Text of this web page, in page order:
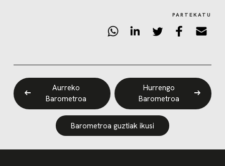
PARTEKATU
Aurreko
Barometroa
Hurrengo
Barometroa
Barometroa guztiak ikusi